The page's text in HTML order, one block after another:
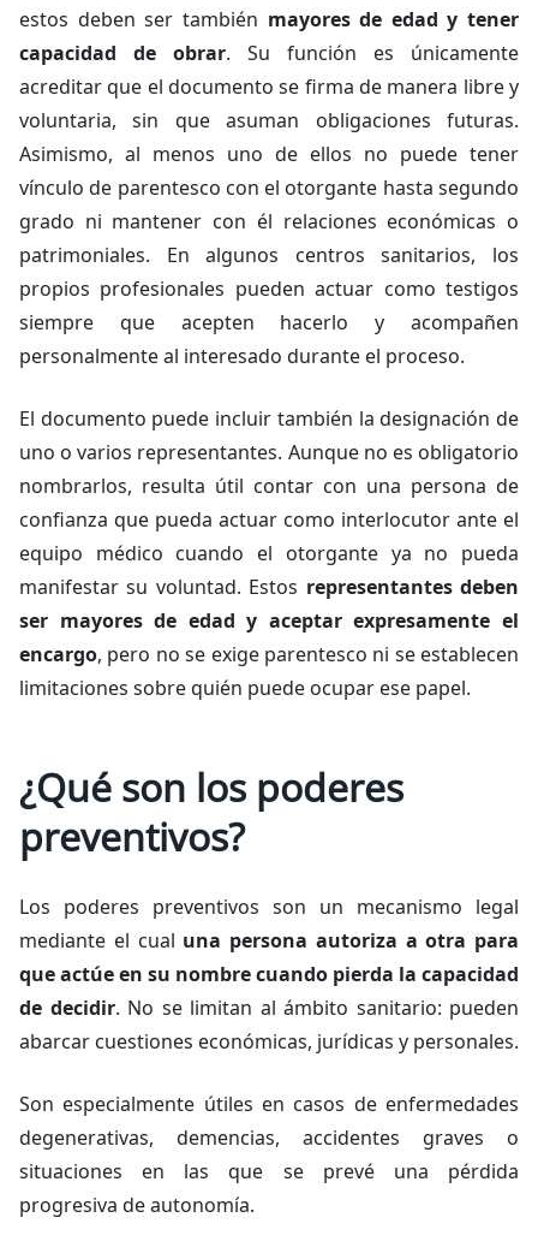
estos deben ser también mayores de edad y tener
capacidad de obrar. Su función es únicamente
acreditar que el documento se firma de manera libre y
voluntaria, sin que asuman obligaciones futuras.
Asimismo, al menos uno de ellos no puede tener
vínculo de parentesco con el otorgante hasta segundo
grado ni mantener con él relaciones económicas o
patrimoniales. En algunos centros sanitarios, los
propios profesionales pueden actuar como testigos
siempre que acepten hacerlo y acompañen
personalmente al interesado durante el proceso.
El documento puede incluir también la designación de
uno o varios representantes. Aunque no es obligatorio
nombrarlos, resulta útil contar con una persona de
confianza que pueda actuar como interlocutor ante el
equipo médico cuando el otorgante ya no pueda
manifestar su voluntad. Estos representantes deben
ser mayores de edad y aceptar expresamente el
encargo, pero no se exige parentesco ni se establecen
limitaciones sobre quién puede ocupar ese papel.
¿Qué son los poderes
preventivos?
Los poderes preventivos son un mecanismo legal
mediante el cual una persona autoriza a otra para
que actúe en su nombre cuando pierda la capacidad
de decidir. No se limitan al ámbito sanitario: pueden
abarcar cuestiones económicas, jurídicas y personales.
Son especialmente útiles en casos de enfermedades
degenerativas, demencias, accidentes graves o
situaciones en las que se prevé una pérdida
progresiva de autonomía.